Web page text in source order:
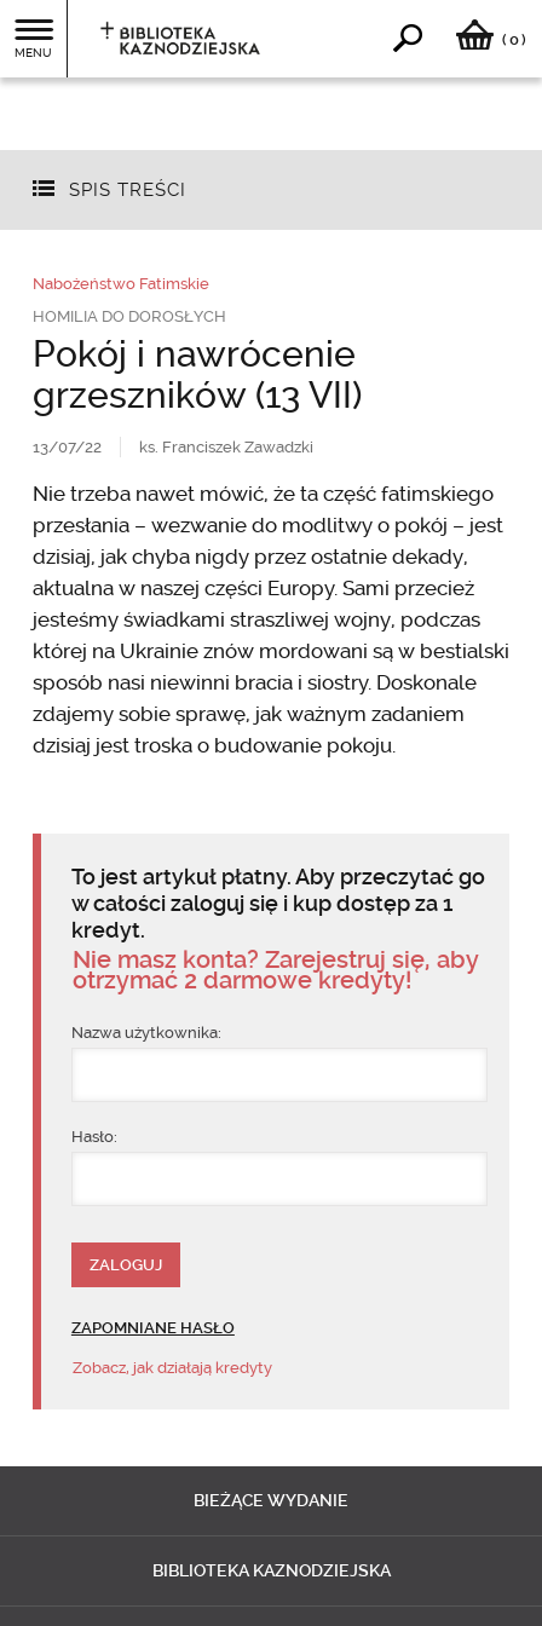
MENU
( 0)
SPIS TREŚCI
Nabożeństwo Fatimskie
HOMILIA DO DOROSŁYCH
Pokój i nawrócenie
grzeszników (13 VII)
13/07/22 ks. Franciszek Zawadzki
Nie trzeba nawet mówić, że ta część fatimskiego
przesłania – wezwanie do modlitwy o pokój – jest
dzisiaj, jak chyba nigdy przez ostatnie dekady,
aktualna w naszej części Europy. Sami przecież
jesteśmy świadkami straszliwej wojny, podczas
której na Ukrainie znów mordowani są w bestialski
sposób nasi niewinni bracia i siostry. Doskonale
zdajemy sobie sprawę, jak ważnym zadaniem
dzisiaj jest troska o budowanie pokoju.
To jest artykuł płatny. Aby przeczytać go
w całości zaloguj się i kup dostęp za 1
kredyt.
Nie masz konta? Zarejestruj się, aby
otrzymać 2 darmowe kredyty!
Nazwa użytkownika:
Hasło:
ZAPOMNIANE HASŁO
Zobacz, jak działają kredyty
BIEŻĄCE WYDANIE
BIBLIOTEKA KAZNODZIEJSKA